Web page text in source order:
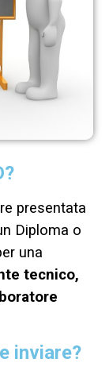
presentata
Diploma o
una
tecnico,
inviare?